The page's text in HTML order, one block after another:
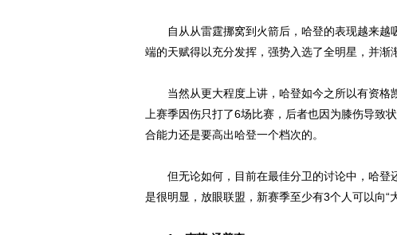
自从从雷霆挪窝到火箭后，哈登的表现越来越
端的天赋得以充分发挥，强势入选了全明星，并渐
当然从更大程度上讲，哈登如今之所以有资格
上赛季因伤只打了6场比赛，后者也因为膝伤导致
合能力还是要高出哈登一个档次的。
但无论如何，目前在最佳分卫的讨论中，哈登
是很明显，放眼联盟，新赛季至少有3个人可以向“